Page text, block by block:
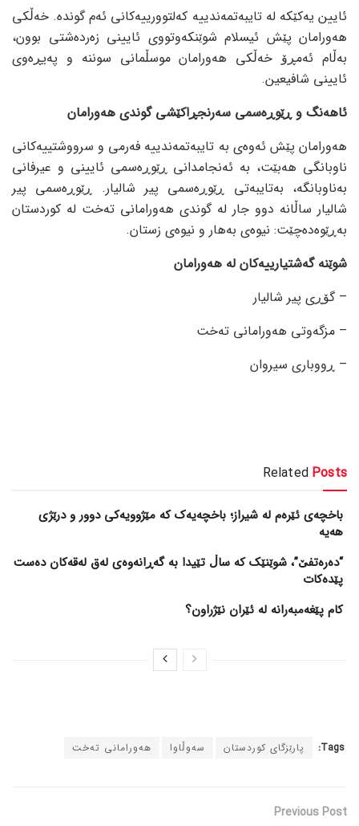
ئایین یەکێکە لە تایبەتمەندییە کەلتوورییەکانی ئەم گوندە. خەڵکی
هەورامان پێش ئیسلام شوێنکەوتووی ئایینی زەردەشتی بوون،
بەڵام ئەمڕۆ خەڵکی هەورامان موسڵمانی سوننە و پەیڕەوی
ئایینی شافیعین.
ئاهەنگ و ڕێوڕەسمی سەرنجڕاکێشی گوندی هەورامان
هەورامان پێش ئەوەی بە تایبەتمەندییە فەرمی و سرووشتییەکانی
ناوبانگی هەبێت، بە ئەنجامدانی ڕێوڕەسمی ئایینی و عیرفانی
بەناوبانگە، بەتایبەتی ڕێوڕەسمی پیر شالیار. ڕێوڕەسمی پیر
شالیار ساڵانە دوو جار لە گوندی هەورامانی تەخت لە کوردستان
بەڕێوەدەچێت: نیوەی بەهار و نیوەی زستان.
شوێنە گەشتیارییەکان لە هەورامان
– گۆڕی پیر شالیار
– مزگەوتی هەورامانی تەخت
– ڕووباری سیروان
Related Posts
باخچەی ئێرەم لە شیراز؛ باخچەیەک کە مێژوویەکی دوور و درێژی
هەیە
“دەرەتفێ”، شوێنێک کە ساڵ تێیدا بە گەڕانەوەی لەق لەقەکان دەست
پێدەکات
کام پێغەمبەرانە لە ئێران نێژراون؟
Tags: پارێزگای کوردستان سەوڵاوا هەورامانی تەخت
Previous Post